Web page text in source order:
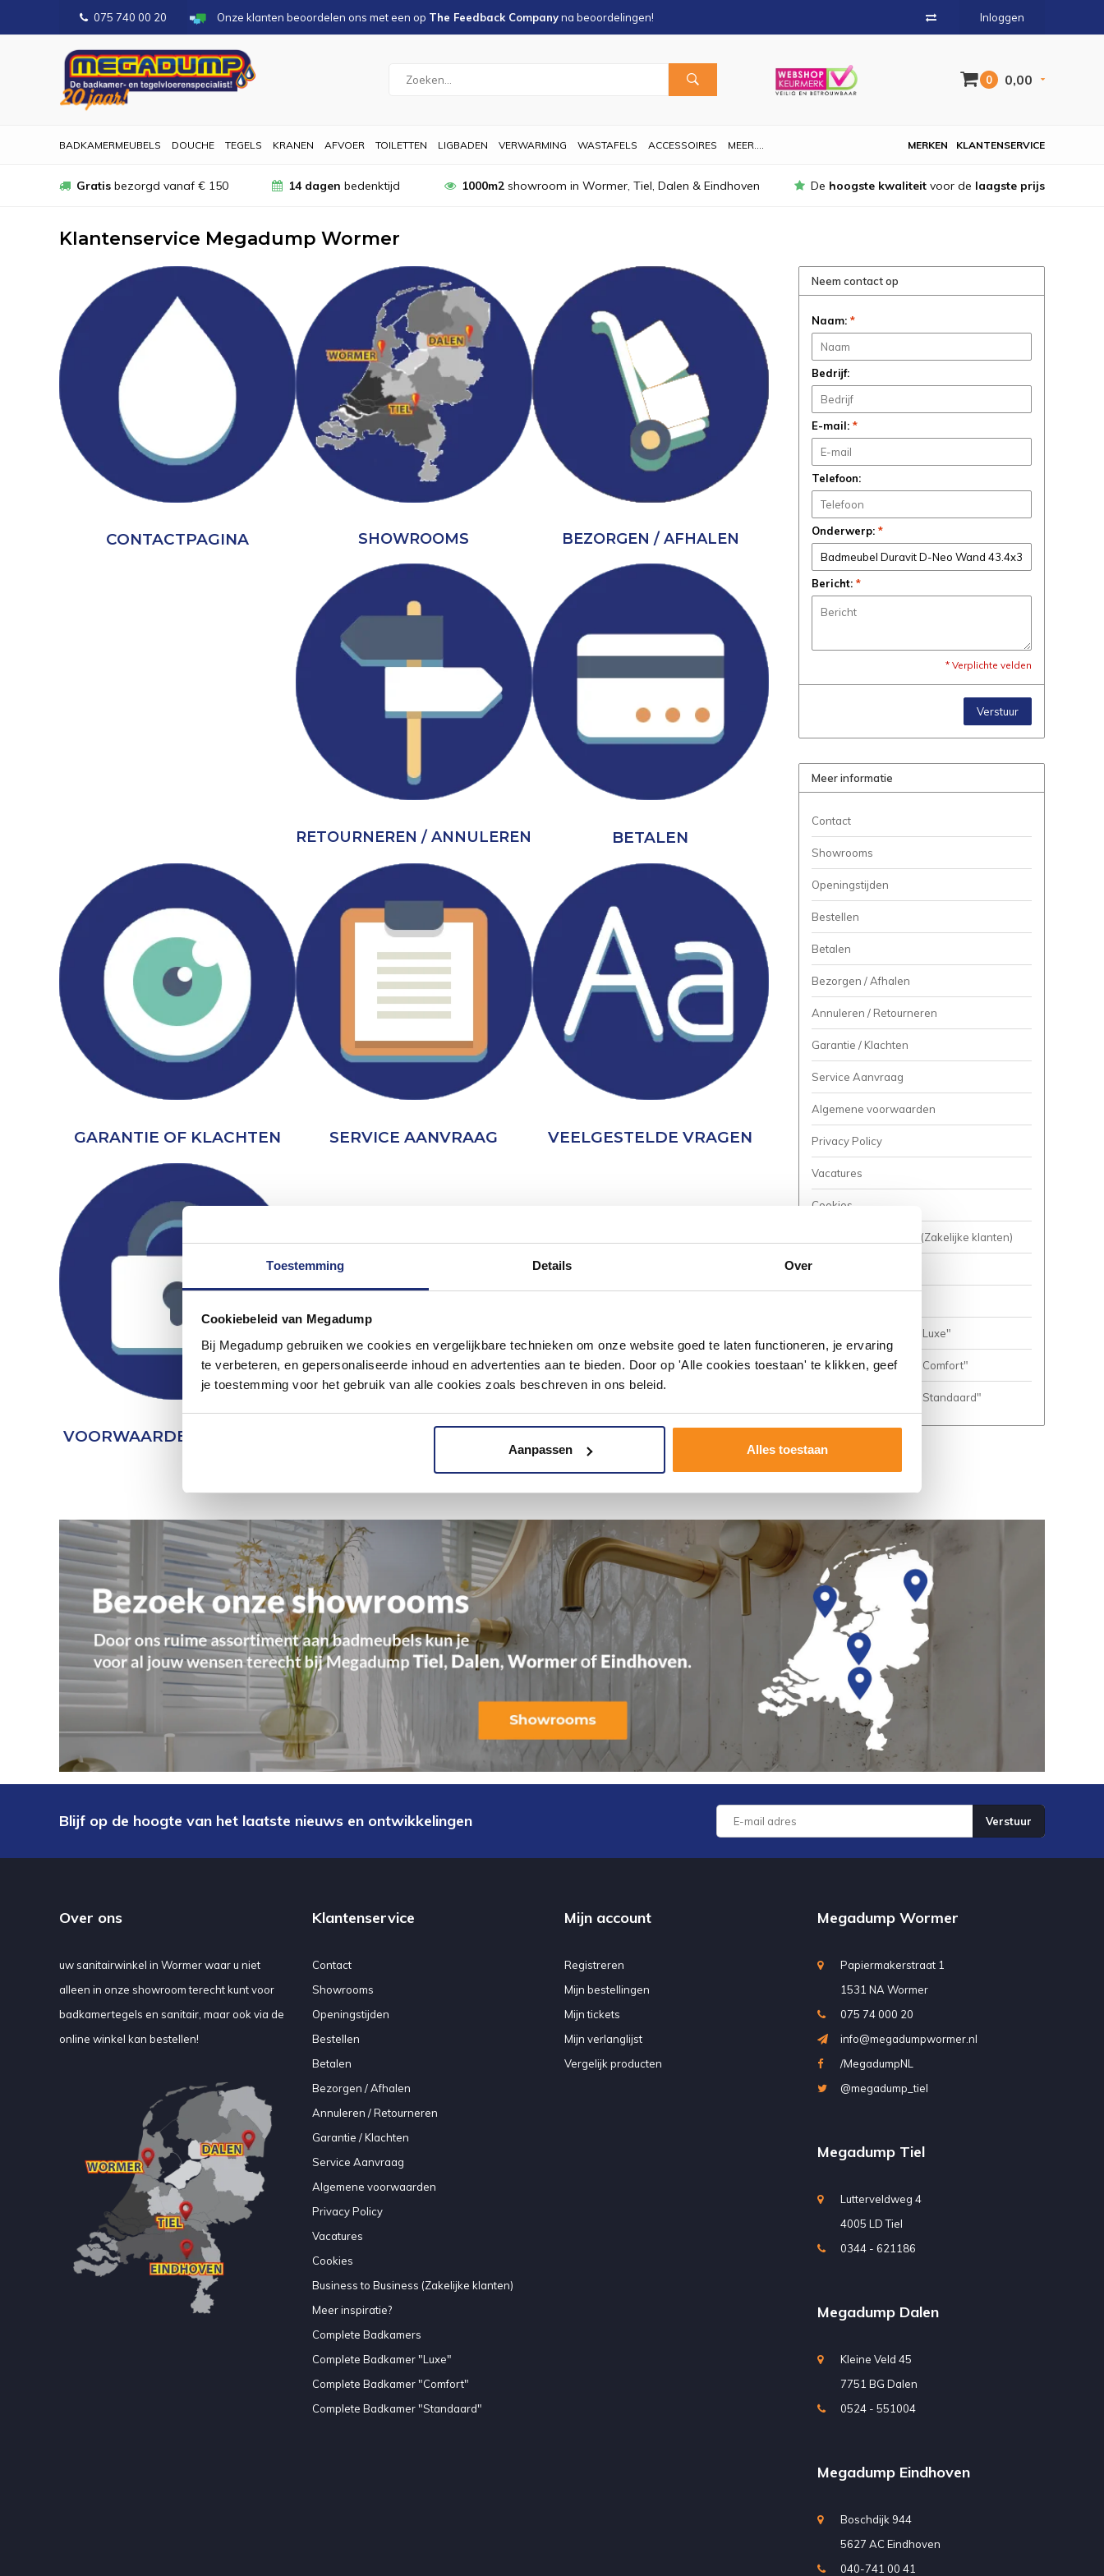
Toestemming Details Over
Cookiebeleid van Megadump
Bij Megadump gebruiken we cookies en vergelijkbare technieken om onze website goed te laten functioneren, je ervaring
te verbeteren, en gepersonaliseerde inhoud en advertenties aan te bieden. Door op 'Alle cookies toestaan' te klikken, geef
je toestemming voor het gebruik van alle cookies zoals beschreven in ons beleid.
Aanpassen Alles toestaan
075 740 00 20 Onze klanten beoordelen ons met een op The Feedback Companyna beoordelingen! Inloggen
0 0,00
BADKAMERMEUBELS DOUCHE TEGELS KRANEN AFVOER TOILETTEN LIGBADEN VERWARMING WASTAFELS ACCESSOIRES MEER.... KLANTENSERVICE
MERKEN
Gratis bezorgd vanaf € 150 14 dagen bedenktijd 1000m2showroom in Wormer, Tiel, Dalen & Eindhoven De hoogste kwaliteit voor de laagste prijs
Klantenservice Megadump Wormer
CONTACTPAGINA SHOWROOMS BEZORGEN / AFHALEN
RETOURNEREN / ANNULEREN BETALEN
GARANTIE OF KLACHTEN SERVICE AANVRAAG VEELGESTELDE VRAGEN
VOORWAARDEN & PRIVACY
Neem contact op
Naam: *
Bedrijf:
E-mail: *
Telefoon:
Onderwerp: *
Bericht: *
* Verplichte velden
Verstuur
Meer informatie
Contact
Showrooms
Openingstijden
Bestellen
Betalen
Bezorgen / Afhalen
Annuleren / Retourneren
Garantie / Klachten
Service Aanvraag
Algemene voorwaarden
Privacy Policy
Vacatures
Cookies
Business to Business (Zakelijke klanten)
Meer inspiratie?
Complete Badkamer "Luxe"
Complete Badkamer "Comfort"
Complete Badkamer "Standaard"
Blijf op de hoogte van het laatste nieuws en ontwikkelingen Verstuur
Over ons
uw sanitairwinkel in Wormer waar u niet
alleen in onze showroom terecht kunt voor
badkamertegels en sanitair, maar ook via de
online winkel kan bestellen!
Klantenservice
Contact
Showrooms
Openingstijden
Bestellen
Betalen
Bezorgen / Afhalen
Annuleren / Retourneren
Garantie / Klachten
Service Aanvraag
Algemene voorwaarden
Privacy Policy
Vacatures
Cookies
Business to Business (Zakelijke klanten)
Meer inspiratie?
Complete Badkamers
Complete Badkamer "Luxe"
Complete Badkamer "Comfort"
Complete Badkamer "Standaard"
Mijn account
Registreren
Mijn bestellingen
Mijn tickets
Mijn verlanglijst
Vergelijk producten
Megadump Wormer
Papiermakerstraat 1
1531 NA Wormer
075 74 000 20
info@megadumpwormer.nl
/MegadumpNL
@megadump_tiel
Megadump Tiel
Lutterveldweg 4
4005 LD Tiel
0344 - 621186
Megadump Dalen
Kleine Veld 45
7751 BG Dalen
0524 - 551004
Megadump Eindhoven
Boschdijk 944
5627 AC Eindhoven
040-741 00 41